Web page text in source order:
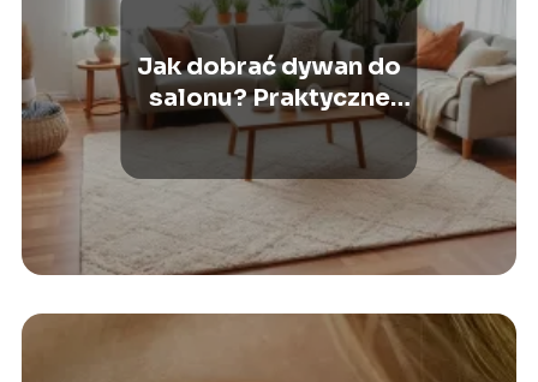
Jak dobrać dywan do
salonu? Praktyczne
porady i inspiracje